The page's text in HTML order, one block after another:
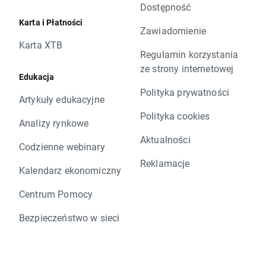
Karta i Płatności
Karta XTB
Edukacja
Artykuły edukacyjne
Analizy rynkowe
Codzienne webinary
Kalendarz ekonomiczny
Centrum Pomocy
Bezpieczeństwo w sieci
Dostępność
Zawiadomienie
Regulamin korzystania
ze strony internetowej
Polityka prywatności
Polityka cookies
Aktualności
Reklamacje